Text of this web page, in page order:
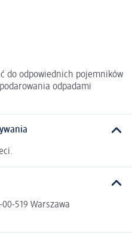
do odpowiednich pojemników
odpadami
519 Warszawa